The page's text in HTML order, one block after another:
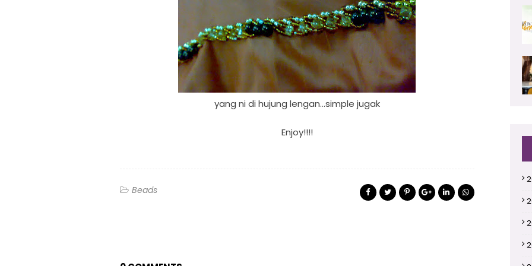
yang ni di hujung lengan...simple jugak
Enjoy!!!!
Beads